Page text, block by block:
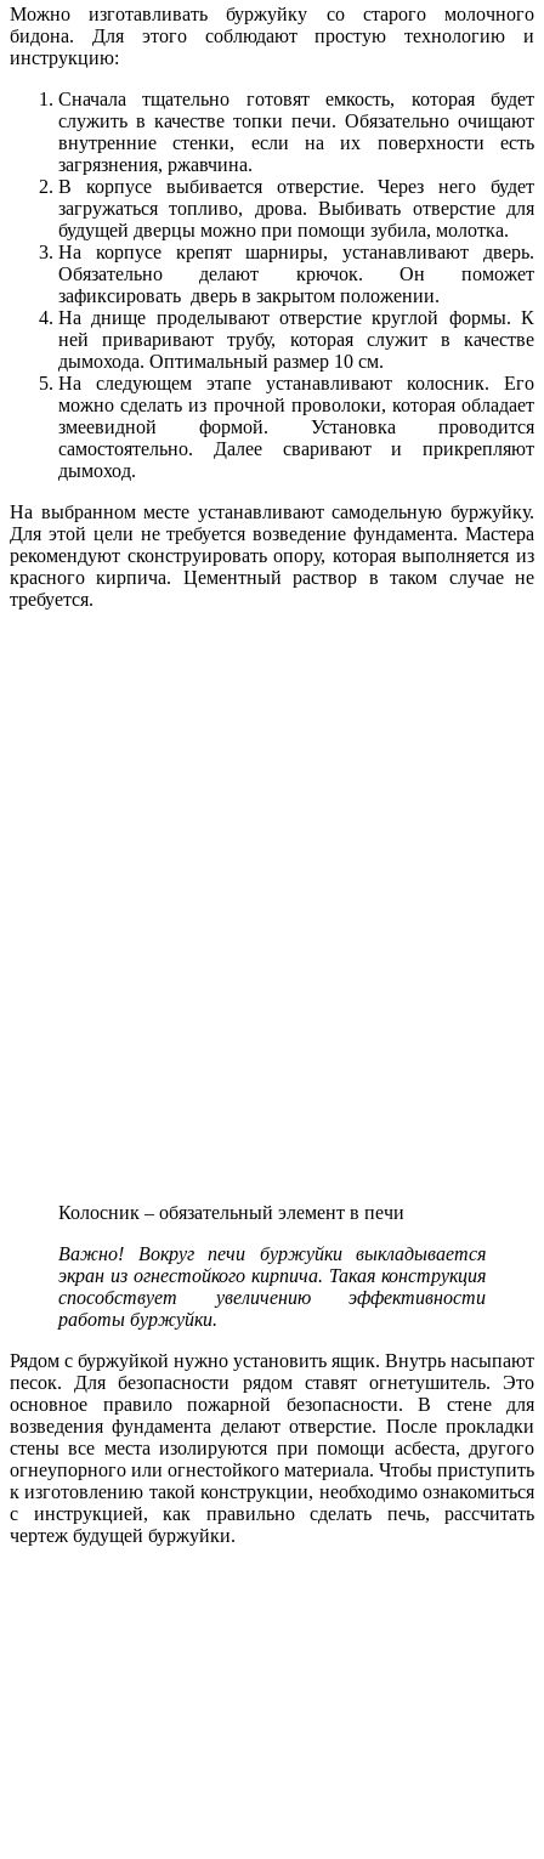
Можно изготавливать буржуйку со старого молочного
бидона. Для этого соблюдают простую технологию и
инструкцию:
Сначала тщательно готовят емкость, которая будет
служить в качестве топки печи. Обязательно очищают
внутренние стенки, если на их поверхности есть
загрязнения, ржавчина.
В корпусе выбивается отверстие. Через него будет
загружаться топливо, дрова. Выбивать отверстие для
будущей дверцы можно при помощи зубила, молотка.
На корпусе крепят шарниры, устанавливают дверь.
Обязательно делают крючок. Он поможет
зафиксировать дверь в закрытом положении.
На днище проделывают отверстие круглой формы. К
ней приваривают трубу, которая служит в качестве
дымохода. Оптимальный размер 10 см.
На следующем этапе устанавливают колосник. Его
можно сделать из прочной проволоки, которая обладает
змеевидной формой. Установка проводится
самостоятельно. Далее сваривают и прикрепляют
дымоход.
На выбранном месте устанавливают самодельную буржуйку.
Для этой цели не требуется возведение фундамента. Мастера
рекомендуют сконструировать опору, которая выполняется из
красного кирпича. Цементный раствор в таком случае не
требуется.
Колосник – обязательный элемент в печи
Важно! Вокруг печи буржуйки выкладывается
экран из огнестойкого кирпича. Такая конструкция
способствует увеличению эффективности
работы буржуйки.
Рядом с буржуйкой нужно установить ящик. Внутрь насыпают
песок. Для безопасности рядом ставят огнетушитель. Это
основное правило пожарной безопасности. В стене для
возведения фундамента делают отверстие. После прокладки
стены все места изолируются при помощи асбеста, другого
огнеупорного или огнестойкого материала. Чтобы приступить
к изготовлению такой конструкции, необходимо ознакомиться
с инструкцией, как правильно сделать печь, рассчитать
чертеж будущей буржуйки.